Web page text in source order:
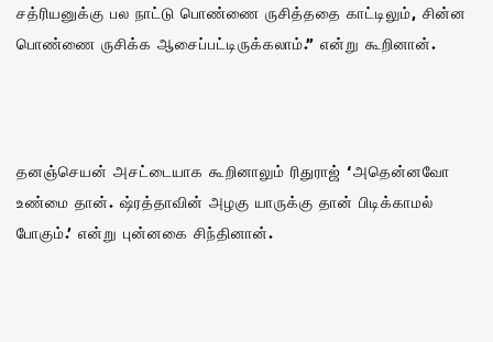
சத்ரியனுக்கு பல நாட்டு பொண்ணை ருசித்ததை காட்டிலும், சின்ன
பொண்ணை ருசிக்க ஆசைப்பட்டிருக்கலாம்.” என்று கூறினான்.
தனஞ்செயன் அசட்டையாக கூறினாலும் ரிதுராஜ் ‘அதென்னவோ
உண்மை தான். ஷ்ரத்தாவின் அழகு யாருக்கு தான் பிடிக்காமல்
போகும்.’ என்று புன்னகை சிந்தினான்.